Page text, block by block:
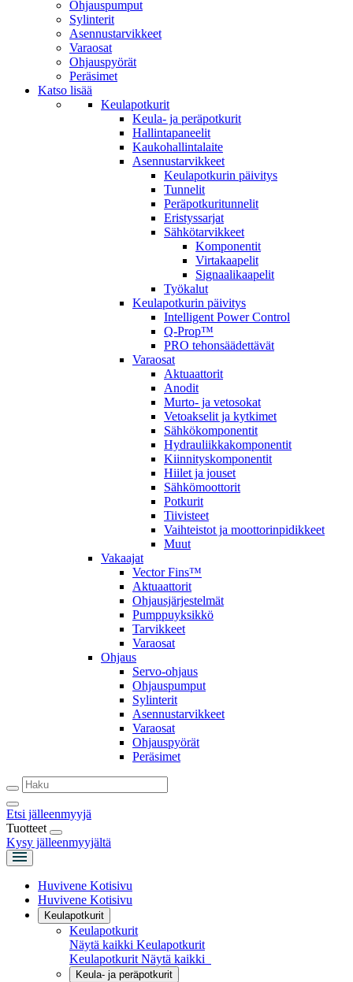
Ohjauspumput
Sylinterit
Asennustarvikkeet
Varaosat
Ohjauspyörät
Peräsimet
Katso lisää
Keulapotkurit
Keula- ja peräpotkurit
Hallintapaneelit
Kaukohallintalaite
Asennustarvikkeet
Keulapotkurin päivitys
Tunnelit
Peräpotkuritunnelit
Eristyssarjat
Sähkötarvikkeet
Komponentit
Virtakaapelit
Signaalikaapelit
Työkalut
Keulapotkurin päivitys
Intelligent Power Control
Q-Prop™
PRO tehonsäädettävät
Varaosat
Aktuaattorit
Anodit
Murto- ja vetosokat
Vetoakselit ja kytkimet
Sähkökomponentit
Hydrauliikkakomponentit
Kiinnityskomponentit
Hiilet ja jouset
Sähkömoottorit
Potkurit
Tiivisteet
Vaihteistot ja moottorinpidikkeet
Muut
Vakaajat
Vector Fins™
Aktuaattorit
Ohjausjärjestelmät
Pumppuyksikkö
Tarvikkeet
Varaosat
Ohjaus
Servo-ohjaus
Ohjauspumput
Sylinterit
Asennustarvikkeet
Varaosat
Ohjauspyörät
Peräsimet
Etsi jälleenmyyjä
Tuotteet
Kysy jälleenmyyjältä
Huvivene Kotisivu
Huvivene Kotisivu
Keulapotkurit
Keulapotkurit
Näytä kaikki Keulapotkurit
Keulapotkurit Näytä kaikki
Keula- ja peräpotkurit